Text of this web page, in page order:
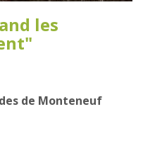
les
de Monteneuf